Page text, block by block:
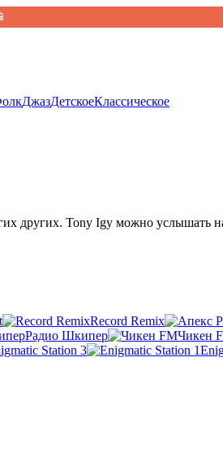
ДжазДетскоеКлассическое
других. Tony Igy можно услышать
Record Remix
Радио Шкипер Чикен
Station 3